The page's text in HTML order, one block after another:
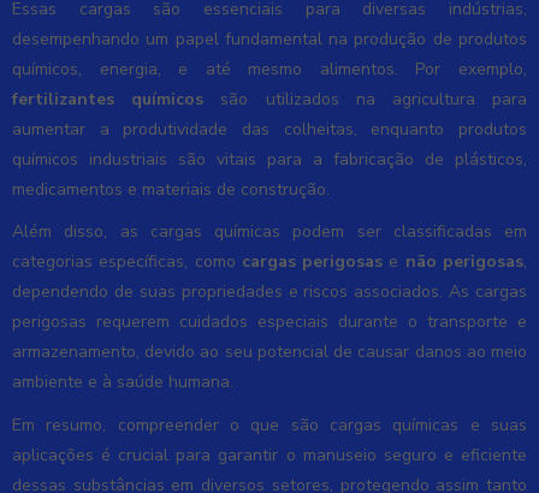
Essas cargas são essenciais para diversas indústrias,
desempenhando um papel fundamental na produção de produtos
químicos, energia, e até mesmo alimentos. Por exemplo,
fertilizantes químicos são utilizados na agricultura para
aumentar a produtividade das colheitas, enquanto produtos
químicos industriais são vitais para a fabricação de plásticos,
medicamentos e materiais de construção.
Além disso, as cargas químicas podem ser classificadas em
categorias específicas, como cargas perigosas e não perigosas,
dependendo de suas propriedades e riscos associados. As cargas
perigosas requerem cuidados especiais durante o transporte e
armazenamento, devido ao seu potencial de causar danos ao meio
ambiente e à saúde humana.
Em resumo, compreender o que são cargas químicas e suas
aplicações é crucial para garantir o manuseio seguro e eficiente
dessas substâncias em diversos setores, protegendo assim tanto